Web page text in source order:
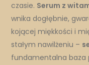
czasie. Serum z
wnika dogłębnie,
kojącej miękkości i
stałym nawilżeniu –
fundamentalna baza